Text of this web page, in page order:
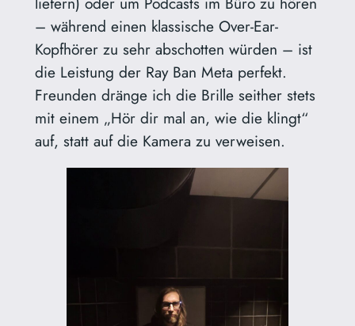
– während einen klassische Over-Ear-
Kopfhörer zu sehr abschotten würden – ist
die Leistung der Ray Ban Meta perfekt.
Freunden dränge ich die Brille seither stets
mit einem „Hör dir mal an, wie die klingt“
auf, statt auf die Kamera zu verweisen.